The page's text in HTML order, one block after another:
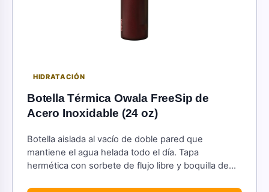
HIDRATACIÓN
Botella Térmica Owala FreeSip de
Acero Inoxidable (24 oz)
Botella aislada al vacío de doble pared que
mantiene el agua helada todo el día. Tapa
hermética con sorbete de flujo libre y boquilla de